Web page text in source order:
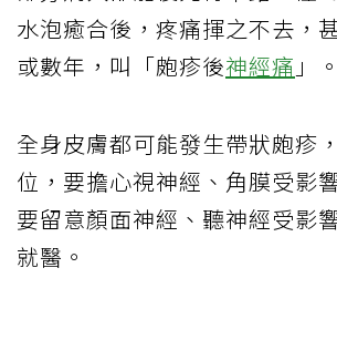
水泡癒合後，疼痛揮之不去，
或數年，叫「皰疹後神經痛 」。
全身皮膚都可能發生帶狀皰疹
位，要擔心視神經、角膜受影
要留意顏面神經、聽神經受影
就醫。